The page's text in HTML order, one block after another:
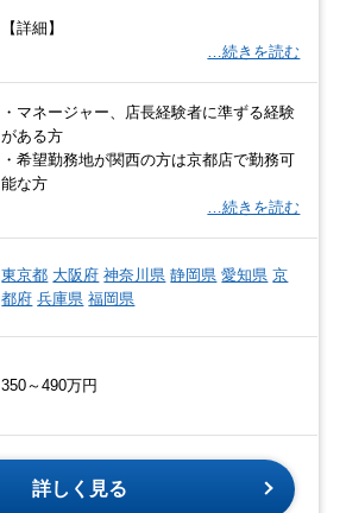
【詳細】
…続きを読む
・マネージャー、店長経験者に準ずる経験
がある方
・希望勤務地が関西の方は京都店で勤務可
能な方
…続きを読む
東京都 大阪府 神奈川県 静岡県 愛知県 京
都府 兵庫県 福岡県
350～490万円
詳しく見る